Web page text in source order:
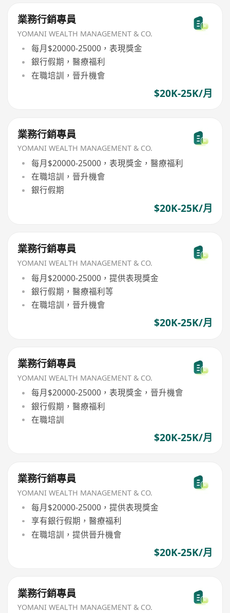
業務行銷專員
YOMANI WEALTH MANAGEMENT & CO.
每月$20000-25000，表現獎金
銀行假期，醫療福利
在職培訓，晉升機會
$20K-25K/月
業務行銷專員
YOMANI WEALTH MANAGEMENT & CO.
每月$20000-25000，表現獎金，醫療福利
在職培訓，晉升機會
銀行假期
$20K-25K/月
業務行銷專員
YOMANI WEALTH MANAGEMENT & CO.
每月$20000-25000，提供表現獎金
銀行假期，醫療福利等
在職培訓，晉升機會
$20K-25K/月
業務行銷專員
YOMANI WEALTH MANAGEMENT & CO.
每月$20000-25000，表現獎金，晉升機會
銀行假期，醫療福利
在職培訓
$20K-25K/月
業務行銷專員
YOMANI WEALTH MANAGEMENT & CO.
每月$20000-25000，提供表現獎金
享有銀行假期，醫療福利
在職培訓，提供晉升機會
$20K-25K/月
業務行銷專員
YOMANI WEALTH MANAGEMENT & CO.